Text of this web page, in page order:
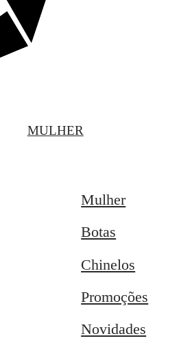
MULHER
Mulher
Botas
Chinelos
Promoções
Novidades